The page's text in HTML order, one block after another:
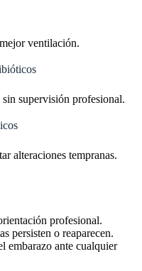
ventilación.
supervisión profesional.
alteraciones tempranas.
profesional.
persisten o reaparecen.
embarazo ante cualquier